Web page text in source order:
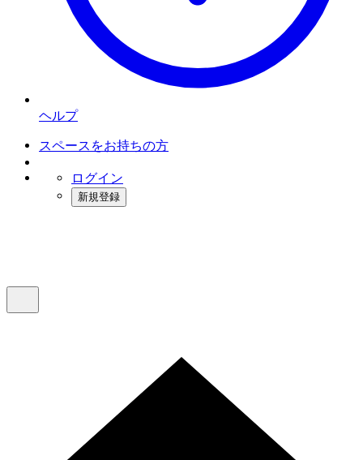
ヘルプ
スペースをお持ちの方
ログイン
新規登録